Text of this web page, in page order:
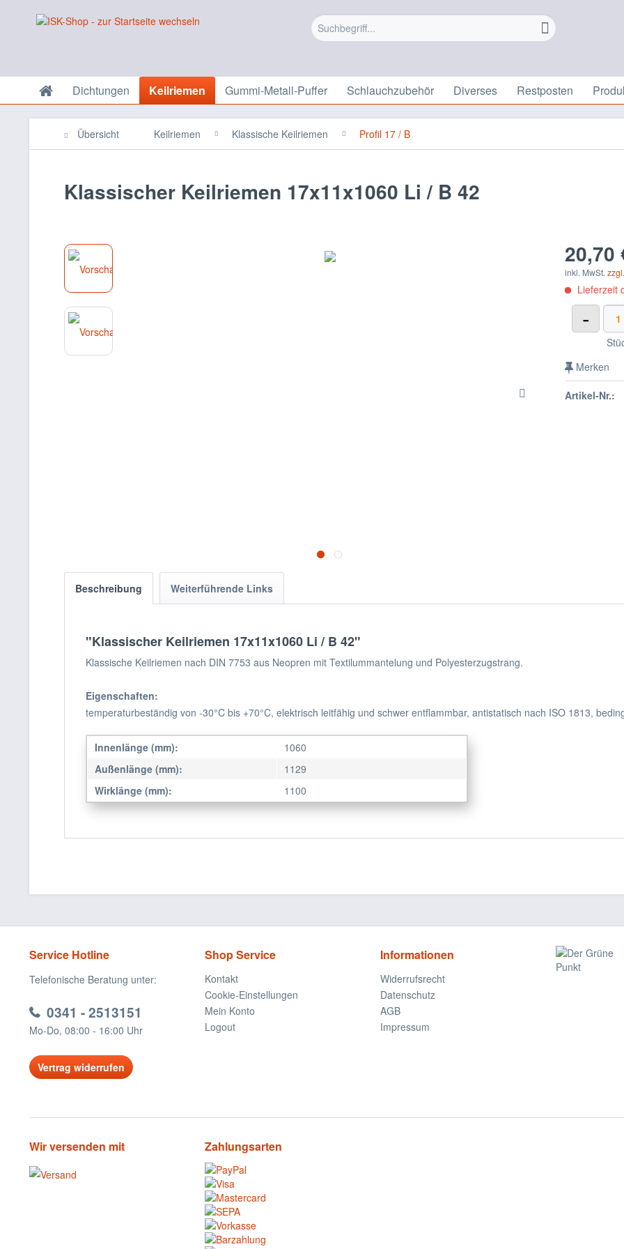
Dichtungen Keilriemen Gummi-Metall-Puffer Schlauchzubehör Diverses Restposten
Übersicht Keilriemen Klassische Keilriemen Profil 17 / B
Klassischer Keilriemen 17x11x1060 Li / B 42
20,70
inkl. MwSt.
Lieferzeit
-
Merken
Artikel-Nr.:
Beschreibung Weiterführende Links
"Klassischer Keilriemen 17x11x1060 Li / B 42"
Klassische Keilriemen nach DIN 7753 aus Neopren mit Textilummantelung und Polyesterzugstrang.
Eigenschaften:
temperaturbeständig von -30°C bis +70°C, elektrisch leitfähig und schwer entflammbar, antistatisch nach ISO 1813,
Innenlänge (mm):
1060
Außenlänge (mm):
1129
Wirklänge (mm):
1100
Service Hotline
Telefonische Beratung unter:
0341 - 2513151
Mo-Do, 08:00 - 16:00 Uhr
Vertrag widerrufen
Shop Service
Kontakt
Cookie-Einstellungen
Mein Konto
Logout
Informationen
Widerrufsrecht
Datenschutz
AGB
Impressum
Wir versenden mit Zahlungsarten